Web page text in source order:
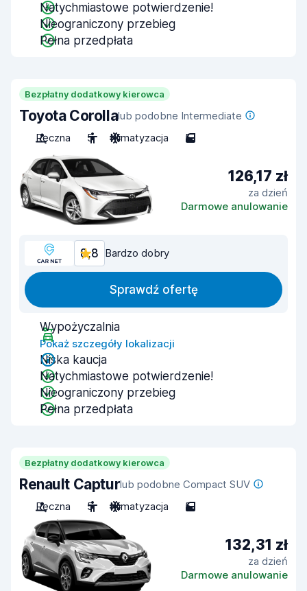
Natychmiastowe potwierdzenie!
Nieograniczony przebieg
Pełna przedpłata
Bezpłatny dodatkowy kierowca
Toyota Corollalub podobne Intermediate
Ręczna
5 Klimatyzacja 5
126,17 zł
za dzień
Darmowe anulowanie
8,8 Bardzo dobry
Sprawdź ofertę
Wypożyczalnia
Pokaż szczegóły lokalizacji
Niska kaucja
Natychmiastowe potwierdzenie!
Nieograniczony przebieg
Pełna przedpłata
Bezpłatny dodatkowy kierowca
Renault Capturlub podobne Compact SUV
Ręczna
5 Klimatyzacja 5
132,31 zł
za dzień
Darmowe anulowanie